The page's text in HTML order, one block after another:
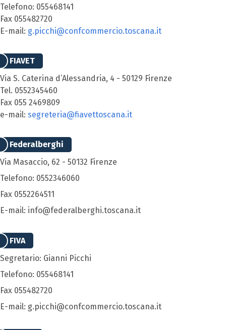
Telefono: 055468141
Fax 055482720
E-mail: g.picchi@confcommercio.toscana.it
FIAVET
Via S. Caterina d’Alessandria, 4 - 50129 Firenze
Tel. 0552345460
Fax 055 2469809
e-mail: segreteria@fiavettoscana.it
Federalberghi
Via Masaccio, 62 - 50132 Firenze
Telefono: 0552346060
Fax 0552264511
E-mail: info@federalberghi.toscana.it
FIVA
Segretario: Gianni Picchi
Telefono: 055468141
Fax 055482720
E-mail: g.picchi@confcommercio.toscana.it